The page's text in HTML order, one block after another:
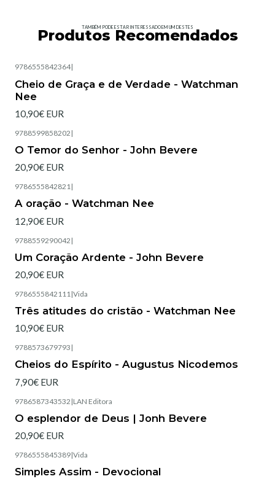
TAMBÉM PODE ESTAR INTERESSADO EM UM DESTES
Produtos Recomendados
9786555842364|
Cheio de Graça e de Verdade - Watchman
Nee
10,90€ EUR
9788599858202 |
O Temor do Senhor - John Bevere
20,90€ EUR
9786555842821|
A oração - Watchman Nee
12,90€ EUR
9788559290042 |
Um Coração Ardente - John Bevere
20,90€ EUR
9786555842111 |Vida
Três atitudes do cristão - Watchman Nee
10,90€ EUR
9788573679793 |
Cheios do Espírito - Augustus Nicodemos
7,90€ EUR
9786587343532 |LAN Editora
O esplendor de Deus | Jonh Bevere
20,90€ EUR
9786555845389|Vida
Simples Assim - Devocional